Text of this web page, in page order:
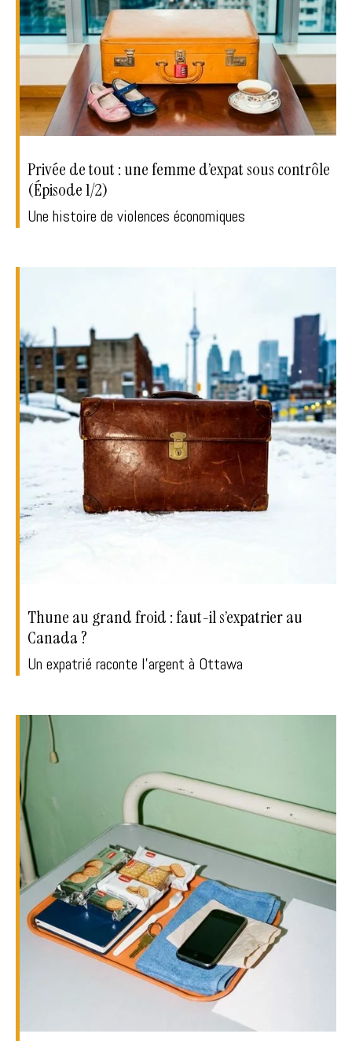
Privée de tout : une femme d’expat sous contrôle
(Épisode 1/2)
Une histoire de violences économiques
Thune au grand froid : faut-il s’expatrier au
Canada ?
Un expatrié raconte l'argent à Ottawa